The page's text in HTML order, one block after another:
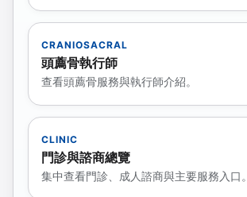
CRANIOSACRAL
頭薦骨執行師
查看頭薦骨服務與執行師介紹。
CLINIC
門診與諮商總覽
集中查看門診、成人諮商與主要服務入口。